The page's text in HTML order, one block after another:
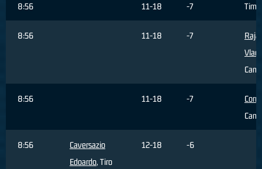
8:56 11-18 -7
8:56 11-18 -7
8:56 11-18 -7
8:56
Caversazio
Edoardo, Tiro
12-18 -6